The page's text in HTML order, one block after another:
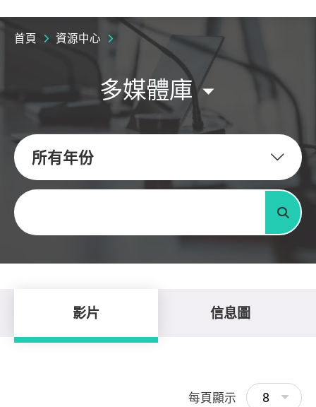
首頁 資源中心
多媒體庫
所有年份
關鍵字
搜尋
影片 信息圖
每頁顯示 8